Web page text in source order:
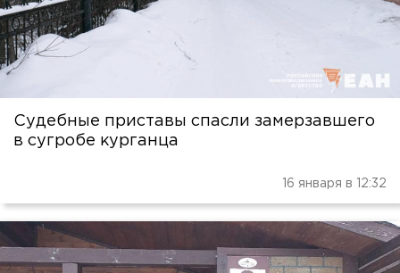
Судебные приставы спасли замерзавшего
в сугробе курганца
16 января в 12:32